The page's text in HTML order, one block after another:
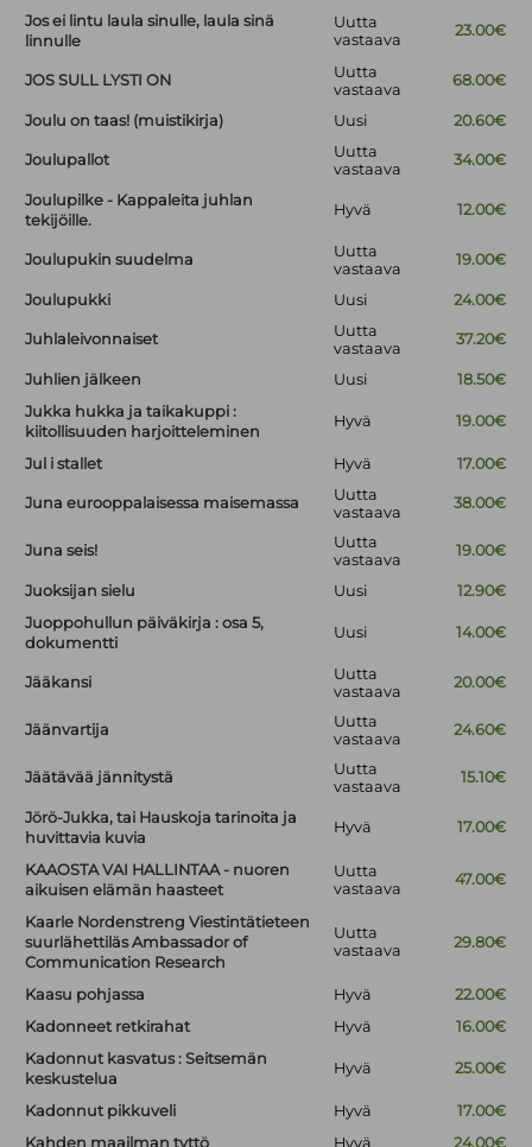
Jos ei lintu laula sinulle, laula sinä
linnulle
Uutta
vastaava
23.00€
JOS SULL LYSTI ON
Uutta
vastaava
68.00€
Joulu on taas! (muistikirja) Uusi 20.60€
Joulupallot
Uutta
vastaava
34.00€
Joulupilke - Kappaleita juhlan
tekijöille.
Hyvä 12.00€
Joulupukin suudelma
Uutta
vastaava
19.00€
Joulupukki Uusi 24.00€
Juhlaleivonnaiset
Uutta
vastaava
37.20€
Juhlien jälkeen Uusi
18.50€
Jukka hukka ja taikakuppi :
kiitollisuuden harjoitteleminen
Hyvä 19.00€
Jul i stallet Hyvä 17.00€
Juna eurooppalaisessa maisemassa
Uutta
vastaava
38.00€
Juna seis!
Uutta
vastaava
19.00€
Juoksijan sielu Uusi
12.90€
Juoppohullun päiväkirja : osa 5,
dokumentti
Uusi 14.00€
Jääkansi
Uutta
vastaava
20.00€
Jäänvartija
Uutta
vastaava
24.60€
Jäätävää jännitystä
Uutta
vastaava
15.10€
Jörö-Jukka, tai Hauskoja tarinoita ja
huvittavia kuvia
Hyvä 17.00€
KAAOSTA VAI HALLINTAA - nuoren
aikuisen elämän haasteet
Uutta
vastaava
47.00€
Kaarle Nordenstreng Viestintätieteen
suurlähettiläs Ambassador of
Communication Research
Uutta
vastaava
29.80€
Kaasu pohjassa Hyvä
22.00€
Kadonneet retkirahat
Hyvä
16.00€
Kadonnut kasvatus : Seitsemän
keskustelua
Hyvä 25.00€
Kadonnut pikkuveli Hyvä
17.00€
Kahden maailman tyttö
Hyvä 24.00€